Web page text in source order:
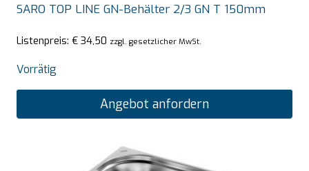
SARO TOP LINE GN-Behälter 2/3 GN T 150mm
Listenpreis: € 34,50 zzgl. gesetzlicher MwSt.
Vorrätig
Angebot anfordern